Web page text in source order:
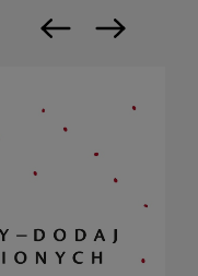
Previous slide
Next slide